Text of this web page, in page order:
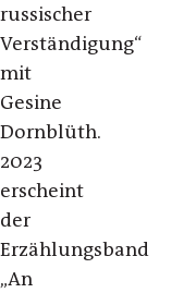
russischer
Verständigung“
mit
Gesine
Dornblüth.
2023
erscheint
der
Erzählungsband
„An